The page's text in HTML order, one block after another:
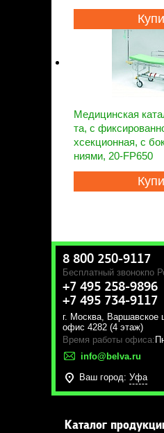
Медицинская
та, с
хсекционная, с
ниями, 20-FP650
8 800 250-9117
Бесплатный звонокпо
+7 495 258-9896
+7 495 734-9117
г. Москва, Варшавское
офис 4282 (4 этаж)
Время работы офиса:
info@belva.ru
Ваш город: Уфа
Каталог